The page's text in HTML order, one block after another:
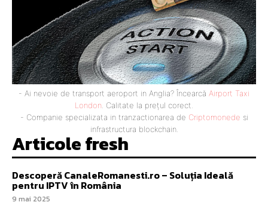
- Ai nevoie de transport aeroport in Anglia? Încearcă Airport Taxi
London . Calitate la prețul corect.
- Companie specializata in tranzactionarea de Criptomonede si
infrastructura blockchain.
Articole fresh
Descoperă CanaleRomanesti.ro – Soluția Ideală
pentru IPTV în România
9 mai 2025